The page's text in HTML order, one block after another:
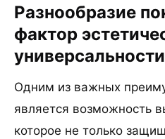
Разнообразие
фактор
универсальности
Одним из важных
является возможность
которое не только